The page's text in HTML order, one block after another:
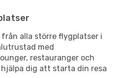
alla större flygplatser i
med
restauranger och
dig att starta din resa